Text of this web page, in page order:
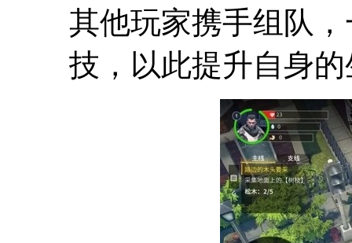
其他玩家携手组队
技，以此提升自身